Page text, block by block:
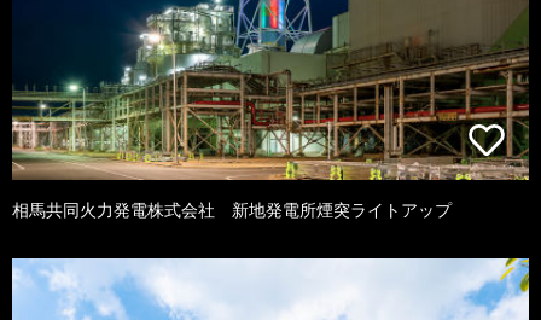
相馬共同火力発電株式会社 新地発電所煙突ライトアップ